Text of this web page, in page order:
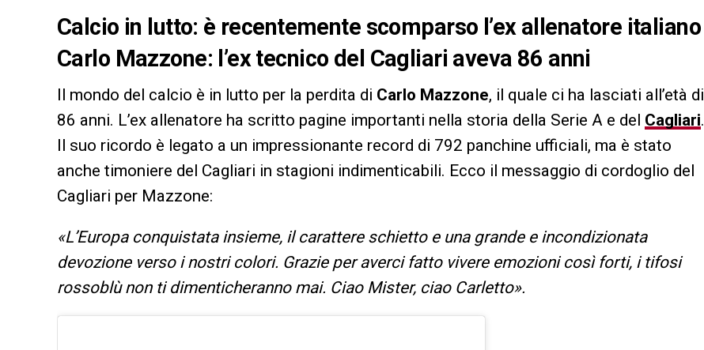
Calcio in lutto: è recentemente scomparso l’ex allenatore italiano
Carlo Mazzone: l’ex tecnico del Cagliari aveva 86 anni
Il mondo del calcio è in lutto per la perdita di Carlo Mazzone, il quale ci ha lasciati all’età di
86 anni. L’ex allenatore ha scritto pagine importanti nella storia della Serie A e del Cagliari.
Il suo ricordo è legato a un impressionante record di 792 panchine ufficiali, ma è stato
anche timoniere del Cagliari in stagioni indimenticabili. Ecco il messaggio di cordoglio del
Cagliari per Mazzone:
«L’Europa conquistata insieme, il carattere schietto e una grande e incondizionata
devozione verso i nostri colori. Grazie per averci fatto vivere emozioni così forti, i tifosi
rossoblù non ti dimenticheranno mai. Ciao Mister, ciao Carletto».